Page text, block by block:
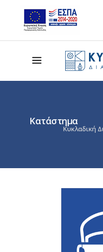
Κατάστημα
Κυκλαδική